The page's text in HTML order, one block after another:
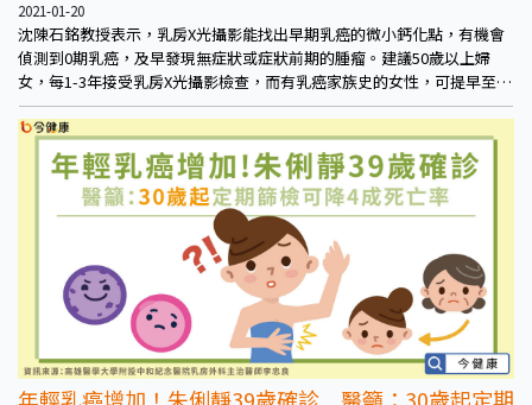
2021-01-20
沈陳石銘教授表示，乳房X光攝影能找出早期乳癌的微小鈣化點，有機會
偵測到0期乳癌，及早發現無症狀或症狀前期的腫瘤。建議50歲以上婦
女，每1-3年接受乳房X光攝影檢查，而有乳癌家族史的女性，可提早至40
歲起定期篩檢。